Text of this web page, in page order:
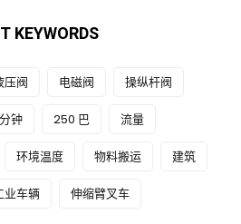
KEYWORDS
压阀 电磁阀 操纵杆阀
钟 250 巴 流量
环境温度 物料搬运 建筑
业车辆 伸缩臂叉车